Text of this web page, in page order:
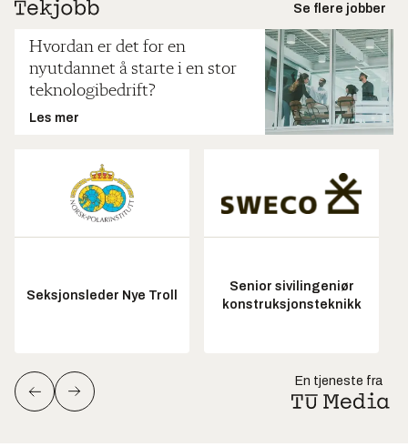
Se flere jobber
Hvordan er det for en
nyutdannet å starte i en stor
teknologibedrift?
Les mer
Seksjonsleder Nye Troll
Senior sivilingeniør
konstruksjonsteknikk
En tjeneste fra